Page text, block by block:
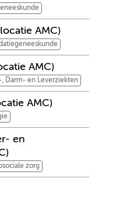
AMC)
AMC)
, Darm- en Leverziekten
AMC)
en
zorg